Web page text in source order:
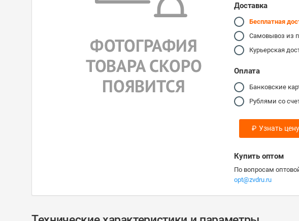
Доставка
Бесплатная
Самовывоз из
Курьерская
Оплата
Банковские
Рублями со
₽ Узнать цену
Купить оптом
По вопросам
opt@zvdru.ru